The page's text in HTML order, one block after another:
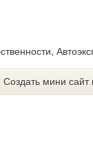
Создать мини сайт